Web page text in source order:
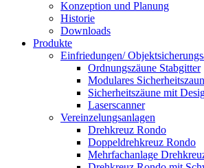
Konzeption und Planung
Historie
Downloads
Produkte
Einfriedungen/
Ordnungszäune Stabgitter
Modulares
Sicherheitszäune mit
Laserscanner
Vereinzelungsanlagen
Drehkreuz Rondo
Doppeldrehkreuz Rondo
Mehrfachanlage